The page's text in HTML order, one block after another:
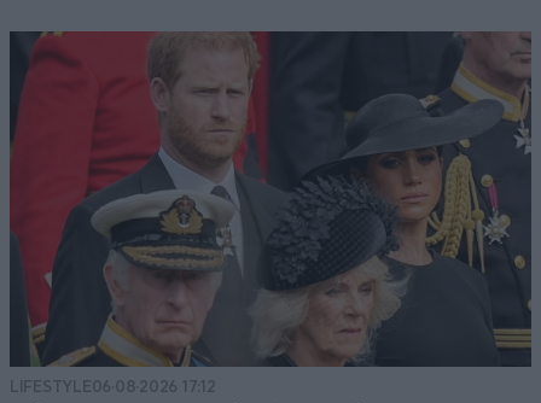
LIFESTYLE06·08·2026 17:12